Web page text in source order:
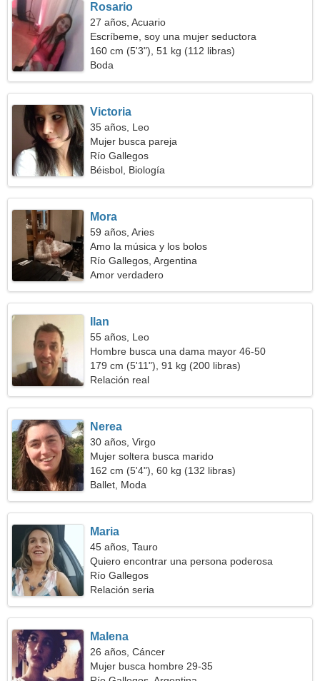
Rosario
27 años, Acuario
Escríbeme, soy una mujer seductora
160 cm (5'3"), 51 kg (112 libras)
Boda
Victoria
35 años, Leo
Mujer busca pareja
Río Gallegos
Béisbol, Biología
Mora
59 años, Aries
Amo la música y los bolos
Río Gallegos, Argentina
Amor verdadero
Ilan
55 años, Leo
Hombre busca una dama mayor 46-50
179 cm (5'11"), 91 kg (200 libras)
Relación real
Nerea
30 años, Virgo
Mujer soltera busca marido
162 cm (5'4"), 60 kg (132 libras)
Ballet, Moda
Maria
45 años, Tauro
Quiero encontrar una persona poderosa
Río Gallegos
Relación seria
Malena
26 años, Cáncer
Mujer busca hombre 29-35